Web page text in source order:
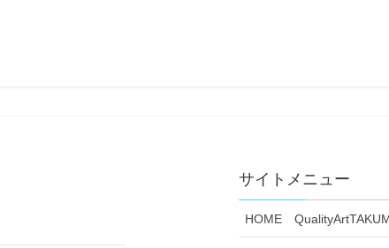
サイトメニュー
HOME